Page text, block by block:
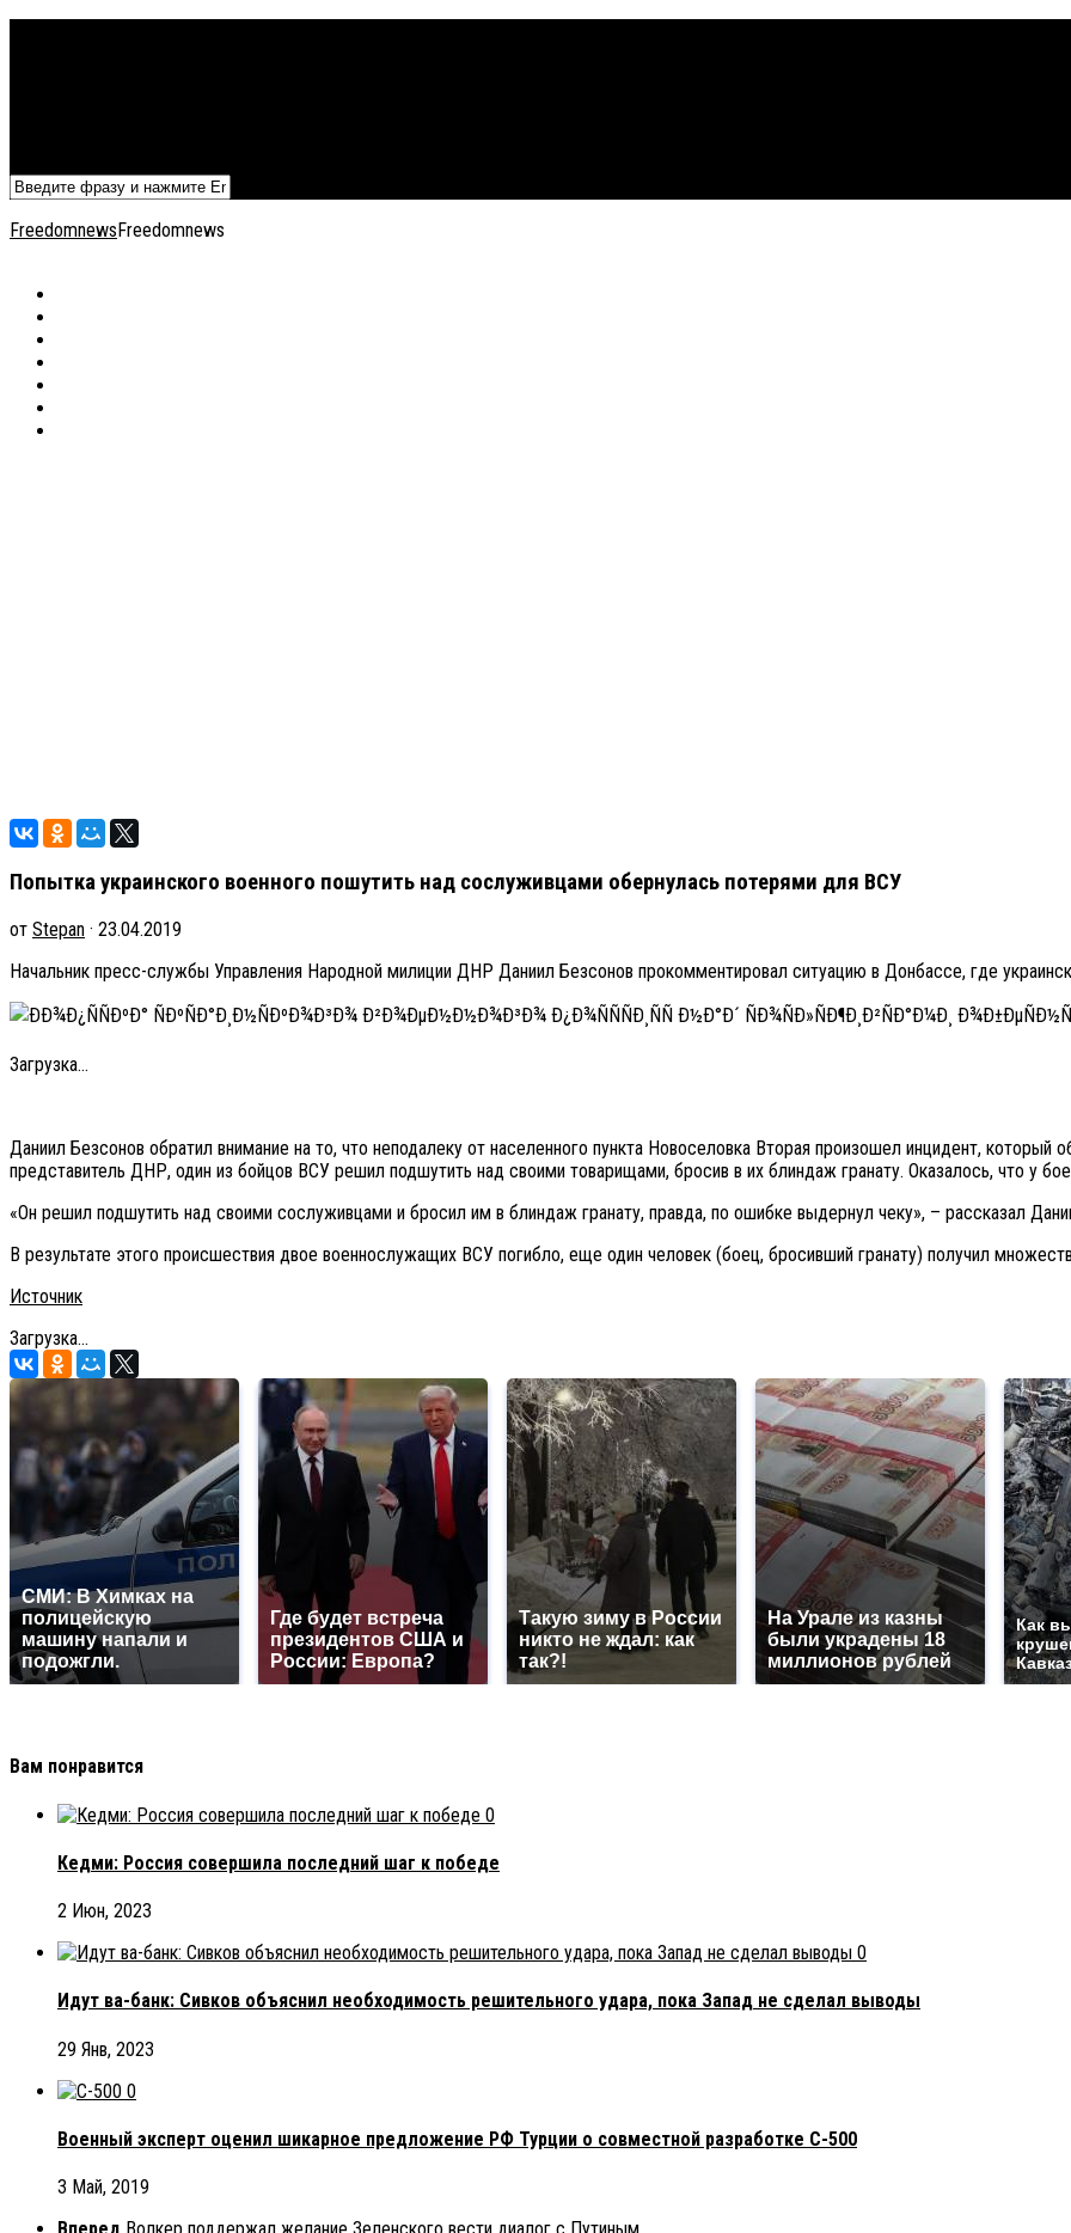
FreedomnewsFreedomnews
Попытка украинского военного пошутить над сослуживцами обернулась потерями для ВСУ
от Stepan · 23.04.2019
Начальник пресс-службы Управления Народной милиции ДНР Даниил Безсонов прокомментировал ситуацию в Донбассе, где
Загрузка...
Даниил Безсонов обратил внимание на то, что неподалеку от населенного пункта Новоселовка Вторая произошел инцидент, который
представитель ДНР, один из бойцов ВСУ решил подшутить над своими товарищами, бросив в их блиндаж гранату. Оказалось, что у
«Он решил подшутить над своими сослуживцами и бросил им в блиндаж гранату, правда, по ошибке выдернул чеку», – рассказал
В результате этого происшествия двое военнослужащих ВСУ погибло, еще один человек (боец, бросивший гранату) получил
Источник
Загрузка...
СМИ: В Химках на
полицейскую
машину напали и
подожгли.
Где будет встреча
президентов США и
России: Европа?
Такую зиму в России
никто не ждал: как
так?!
На Урале из казны
были украдены 18
миллионов рублей
Как
Вам понравится
0
Кедми: Россия совершила последний шаг к победе
2 Июн, 2023
0
Идут ва-банк: Сивков объяснил необходимость решительного удара, пока Запад не сделал выводы
29 Янв, 2023
0
Военный эксперт оценил шикарное предложение РФ Турции о совместной разработке С-500
3 Май, 2019